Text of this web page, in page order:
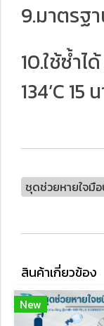
9.มาตรฐ
10.ใช้ซ้ำ
134’C 15
ชุดช่วยหายใจมื
สินค้าเกี่ยวข้อง
New